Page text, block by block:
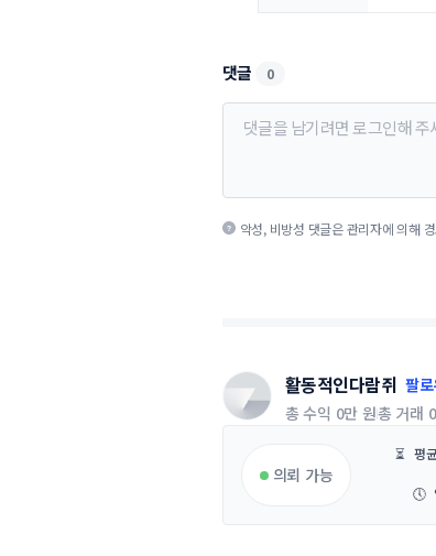
댓글 0
악성, 비방성 댓글은 관리자에 의해
활동적인다람쥐 팔
총 수익 0만 원총 거래
의뢰 가능
⏳ 평
🕔